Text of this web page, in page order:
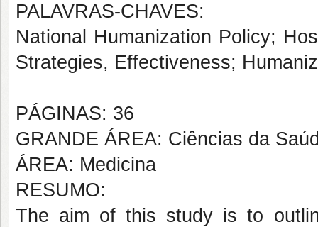
PALAVRAS-CHAVES:
National Humanization Policy;
Strategies, Effectiveness;
PÁGINAS: 36
GRANDE ÁREA: Ciências da
ÁREA: Medicina
RESUMO:
The aim of this study is to